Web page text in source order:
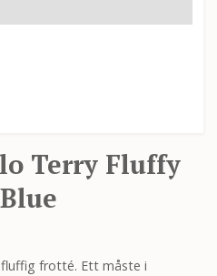
Terry Fluffy
frotté. Ett måste i